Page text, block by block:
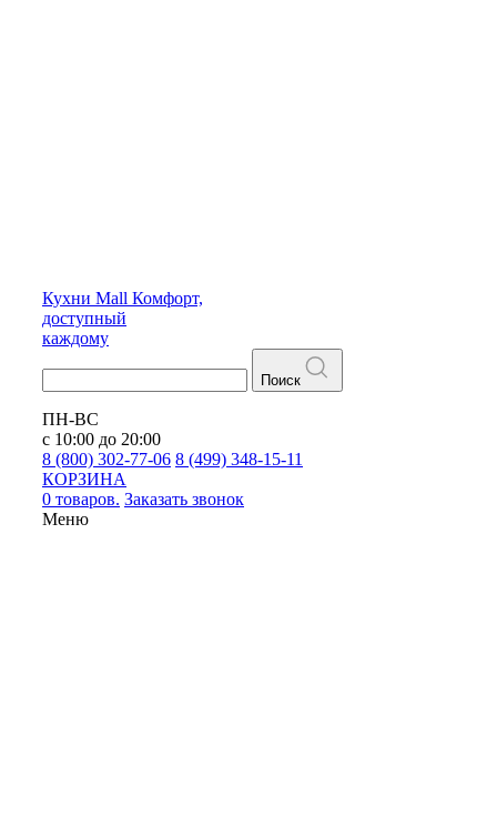
Кухни Mall Комфорт,
доступный
каждому
Поиск
ПН-ВС
с 10:00 до 20:00
8 (800) 302-77-06 8 (499) 348-15-11
КОРЗИНА
0 товаров. Заказать звонок
Меню